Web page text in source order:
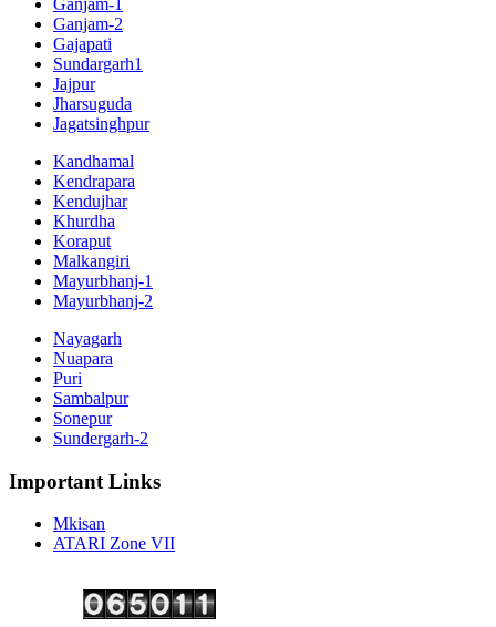
Ganjam-2
Gajapati
Sundargarh1
Jajpur
Jharsuguda
Jagatsinghpur
Kandhamal
Kendrapara
Kendujhar
Khurdha
Koraput
Malkangiri
Mayurbhanj-1
Mayurbhanj-2
Nayagarh
Nuapara
Puri
Sambalpur
Sonepur
Sundergarh-2
Important Links
Mkisan
ATARI Zone VII